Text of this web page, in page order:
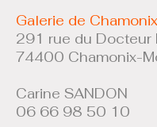
Galerie de Chamonix
291 rue du Docteur
74400 Chamonix-
Carine SANDON
06 66 98 50 10